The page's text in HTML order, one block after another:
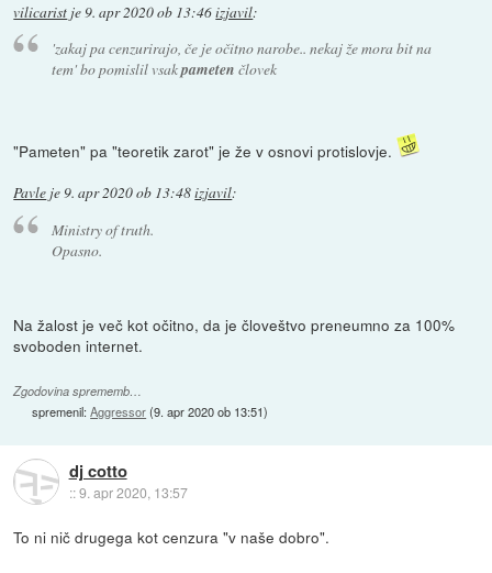
vilicarist je9. apr 2020 ob 13:46izjavil:
'zakaj pa cenzurirajo, če je očitno narobe.. nekaj že mora bit na
tem' bo pomislil vsakpameten človek
"Pameten" pa "teoretik zarot" je že v osnovi protislovje.
Pavle je9. apr 2020 ob 13:48izjavil:
Ministry of truth.
Opasno.
Na žalost je več kot očitno, da je človeštvo preneumno za 100%
svoboden internet.
Zgodovina sprememb…
spremenil:Aggressor(9. apr 2020 ob 13:51)
dj cotto
::9. apr 2020, 13:57
To ni nič drugega kot cenzura "v naše dobro".